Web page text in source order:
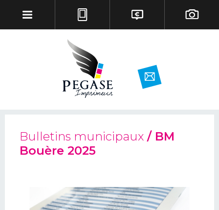
Bulletins municipaux / BM
Bouère 2025